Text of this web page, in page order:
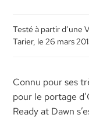
Testé à partir d’une
Tarier, le 26 mars
Connu pour ses
pour le portage
Ready at Dawn